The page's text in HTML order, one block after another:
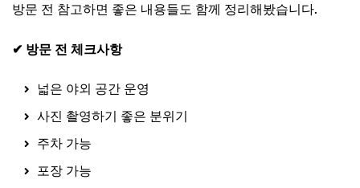
방문 전 참고하면 좋은 내용들도 함께 정리해봤습니다.
✔ 방문 전 체크사항
넓은 야외 공간 운영
사진 촬영하기 좋은 분위기
주차 가능
포장 가능